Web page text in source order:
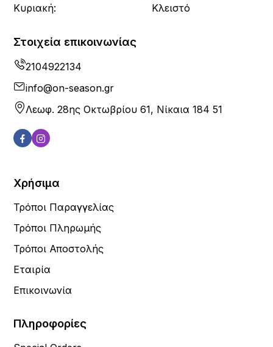
Κυριακή:
Κλειστό
Στοιχεία επικοινωνίας
2104922134
info@on-season.gr
Λεωφ. 28ης Οκτωβρίου 61, Νίκαια 184 51
Χρήσιμα
Τρόποι Παραγγελίας
Τρόποι Πληρωμής
Τρόποι Αποστολής
Εταιρία
Επικοινωνία
Πληροφορίες